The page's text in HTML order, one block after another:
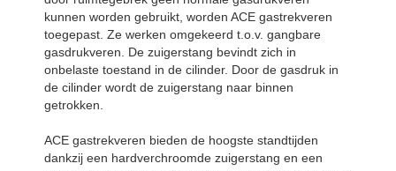
kunnen worden gebruikt, worden ACE gastrekveren
toegepast. Ze werken omgekeerd t.o.v. gangbare
gasdrukveren. De zuigerstang bevindt zich in
onbelaste toestand in de cilinder. Door de gasdruk in
de cilinder wordt de zuigerstang naar binnen
getrokken.
ACE gastrekveren bieden de hoogste standtijden
dankzij een hardverchroomde zuigerstang en een